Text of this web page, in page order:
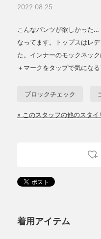
2022.08.25
こんなパンツが欲しかった
なってます。トップスはレ
た。インナーのモックネッ
＋マークをタップで気にな
ブロックチェック
» このスタッフの他のスタイ
着用アイテム